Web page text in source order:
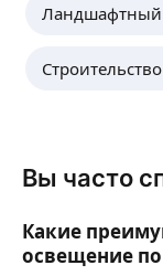
Ландшафтный
Вы часто
Какие
освещение